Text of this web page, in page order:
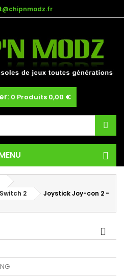
0 Produits 0,00 €
2
Joystick Joy-con 2 -